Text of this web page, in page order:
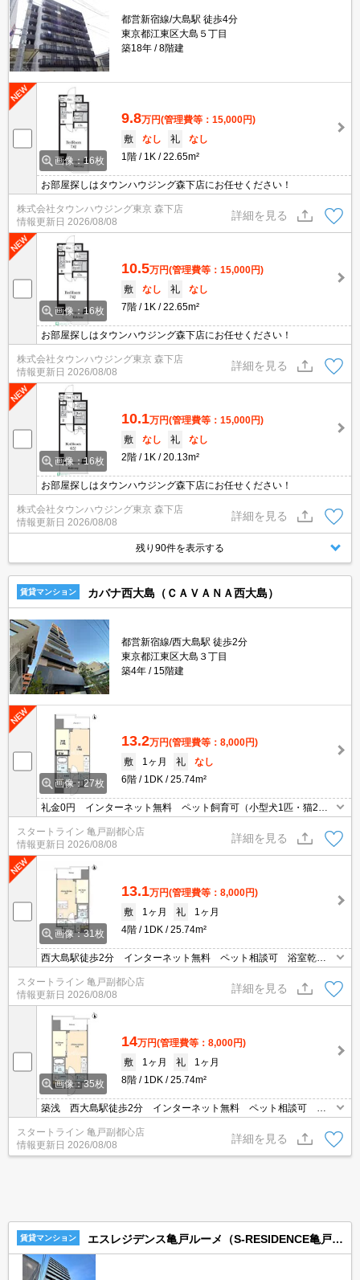
都営新宿線/大島駅 徒歩4分
東京都江東区大島５丁目
築18年
8階建
画像：16枚
9.8万円(管理費等：15,000円)
敷
なし 礼
なし
1階
1K 22.65m²
お部屋探しはタウンハウジング森下店にお任せください！
株式会社タウンハウジング東京 森下店
情報更新日 2026/08/08
詳細を見る
画像：16枚
10.5万円(管理費等：15,000円)
敷
なし 礼
なし
7階
1K 22.65m²
お部屋探しはタウンハウジング森下店にお任せください！
株式会社タウンハウジング東京 森下店
情報更新日 2026/08/08
詳細を見る
画像：16枚
10.1万円(管理費等：15,000円)
敷
なし 礼
なし
2階
1K 20.13m²
お部屋探しはタウンハウジング森下店にお任せください！
株式会社タウンハウジング東京 森下店
情報更新日 2026/08/08
詳細を見る
残り90件を表示する
賃貸マンション カバナ西大島（ＣＡＶＡＮＡ西大島）
都営新宿線/西大島駅 徒歩2分
東京都江東区大島３丁目
築4年
15階建
画像：27枚
13.2万円(管理費等：8,000円)
敷
1ヶ月 礼
なし
6階
1DK 25.74m²
礼金0円 インターネット無料 ペット飼育可（小型犬1匹・猫2匹
まで）オートロック 宅配BOX
スタートライン 亀戸副都心店
情報更新日 2026/08/08
詳細を見る
画像：31枚
13.1万円(管理費等：8,000円)
敷
1ヶ月 礼
1ヶ月
4階
1DK 25.74m²
西大島駅徒歩2分 インターネット無料 ペット相談可 浴室乾燥
機 独立洗面台 宅配BOX 防犯カメラ
スタートライン 亀戸副都心店
情報更新日 2026/08/08
詳細を見る
画像：35枚
14万円(管理費等：8,000円)
敷
1ヶ月 礼
1ヶ月
8階
1DK 25.74m²
築浅 西大島駅徒歩2分 インターネット無料 ペット相談可 オ
ートロック 宅配ボックス
スタートライン 亀戸副都心店
情報更新日 2026/08/08
詳細を見る
賃貸マンション エスレジデンス亀戸ルーメ（S-RESIDENCE亀戸lume）